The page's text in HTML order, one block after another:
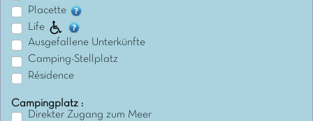
Placette
Life
Ausgefallene Unterkünfte
Camping-Stellplatz
Résidence
Campingplatz :
Direkter Zugang zum Meer